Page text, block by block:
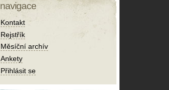
navigace
Kontakt
Rejstřík
Měsíční archív
Ankety
Přihlásit se